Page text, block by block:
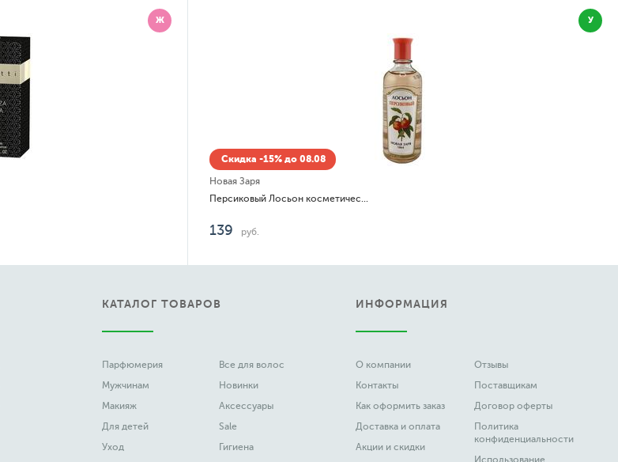
Персиковый Лосьон косметический
КАТАЛОГ ТОВАРОВ
Парфюмерия
Мужчинам
Макияж
Для детей
Уход
Все для волос
Новинки
Аксессуары
Sale
Гигиена
ИНФОРМАЦИЯ
О компании
Контакты
Как оформить заказ
Доставка и оплата
Акции и скидки
Отзывы
Поставщикам
Договор оферты
Политика
конфиденциальности
Использование